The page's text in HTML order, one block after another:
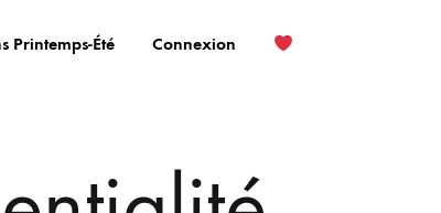
Printemps-Été Connexion